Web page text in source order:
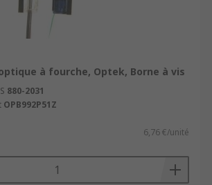
à fourche, Optek, Borne à vis
880-2031
OPB992P51Z
6,76 €/unité